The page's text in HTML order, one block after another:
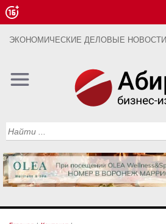
ЭКОНОМИЧЕСКИЕ ДЕЛОВЫЕ НОВОСТИ